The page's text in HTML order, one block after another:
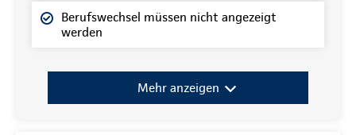
Berufswechsel müssen nicht angezeigt
werden
Mehr anzeigen